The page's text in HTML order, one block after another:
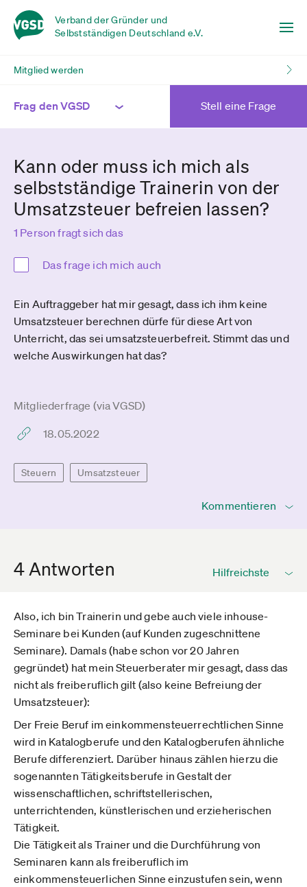
Verband der Gründer und
Selbstständigen Deutschland e.V.
Mitglied werden
Frag den VGSD Stell eine Frage
Kann oder muss ich mich als
selbstständige Trainerin von der
Umsatzsteuer befreien lassen?
1 Person fragt sich das
Das frage ich mich auch
Ein Auftraggeber hat mir gesagt, dass ich ihm keine
Umsatzsteuer berechnen dürfe für diese Art von
Unterricht, das sei umsatzsteuerbefreit. Stimmt das und
welche Auswirkungen hat das?
Mitgliederfrage (via VGSD)
18.05.2022
Steuern Umsatzsteuer
Kommentieren
4 Antworten
Also, ich bin Trainerin und gebe auch viele inhouse-
Seminare bei Kunden (auf Kunden zugeschnittene
Seminare). Damals (habe schon vor 20 Jahren
gegründet) hat mein Steuerberater mir gesagt, dass das
nicht als freiberuflich gilt (also keine Befreiung der
Umsatzsteuer):
Der Freie Beruf im einkommensteuerrechtlichen Sinne
wird in Katalogberufe und den Katalogberufen ähnliche
Berufe differenziert. Darüber hinaus zählen hierzu die
sogenannten Tätigkeitsberufe in Gestalt der
wissenschaftlichen, schriftstellerischen,
unterrichtenden, künstlerischen und erzieherischen
Tätigkeit.
Die Tätigkeit als Trainer und die Durchführung von
Seminaren kann als freiberuflich im
einkommensteuerlichen Sinne einzustufen sein, wenn